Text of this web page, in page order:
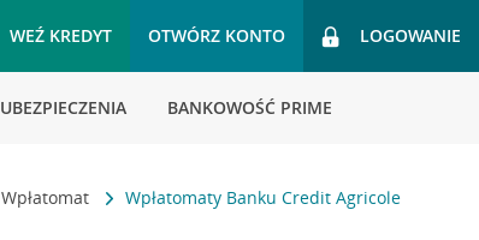
WEŹ KREDYT OTWÓRZ KONTO LOGOWANIE
UBEZPIECZENIA BANKOWOŚĆ PRIME
Wpłatomat Wpłatomaty Banku Credit Agricole